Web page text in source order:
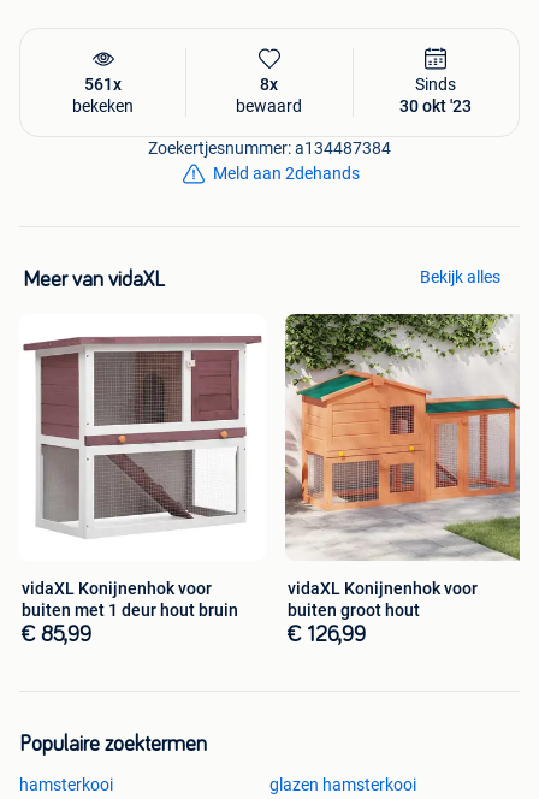
Uitgebreid assortiment op voorraad
Retourneren kan binnen 30 dagen
Ontdek dit product nu op onze website!
561x
bekeken
8x
bewaard
Sinds
30 okt '23
Zoekertjesnummer: a134487384
Meld aan 2dehands
Meer van vidaXL Bekijk alles
vidaXL Konijnenhok voor
buiten met 1 deur hout bruin
€ 85,99
vidaXL Konijnenhok voor
buiten groot hout
€ 126,99
Populaire zoektermen
hamsterkooi
glazen hamsterkooi